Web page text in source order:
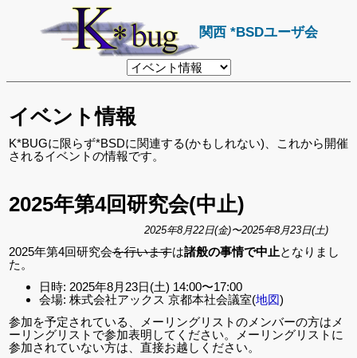
関西 *BSDユーザ会
リ
ン
ペ
ー
ジ
イベント情報
K*BUGに限らず*BSDに関連する(かもしれない)、これから開催
されるイベントの情報です。
2025年第4回研究会(中止)
2025年8月22日(金)〜2025年8月23日(土)
2025年第4回研究会を行いますは諸般の事情で中止となりまし
た。
日時: 2025年8月23日(土) 14:00〜17:00
会場: 株式会社アックス 京都本社会議室(地図)
参加を予定されている、メーリングリストのメンバーの方はメ
ーリングリストで参加表明してください。メーリングリストに
参加されていない方は、直接お越しください。